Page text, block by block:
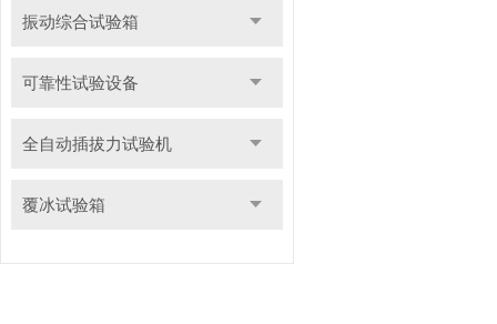
振动综合试验箱
可靠性试验设备
全自动插拔力试验机
覆冰试验箱